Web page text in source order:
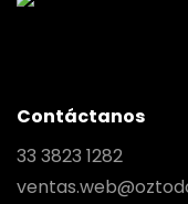
Contáctanos
33 3823 1282